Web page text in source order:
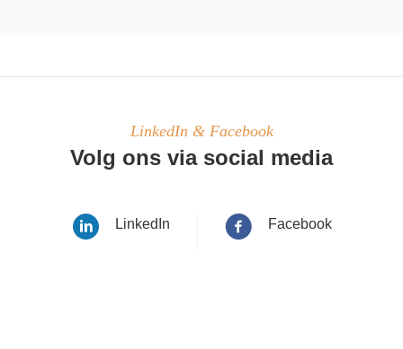
LinkedIn & Facebook
Volg ons via social media
LinkedIn Facebook